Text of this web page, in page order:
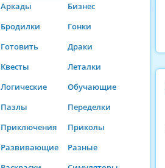
Аркады
Бизнес
Бродилки
Гонки
Готовить
Драки
Квесты
Леталки
Логические
Обучающие
Пазлы
Переделки
Приключения
Приколы
Развивающие
Разные